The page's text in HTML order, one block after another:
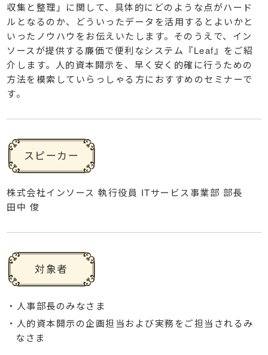
収集と整理」に関して、具体的にどのような点がハード
ルとなるのか、どういったデータを活用するとよいかと
いったノウハウをお伝えいたします。そのうえで、イン
ソースが提供する廉価で便利なシステム『Leaf』をご紹
介します。人的資本開示を、早く安く的確に行うための
方法を模索していらっしゃる方におすすめのセミナーで
す。
スピーカー
株式会社インソース 執行役員 ITサービス事業部 部長
田中 俊
対象者
・人事部長のみなさま
・人的資本開示の企画担当および実務をご担当されるみ
なさま